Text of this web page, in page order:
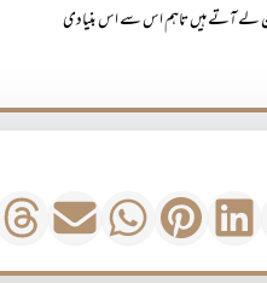
لے آتے ہیں تاہم اس سے اس بنیادی